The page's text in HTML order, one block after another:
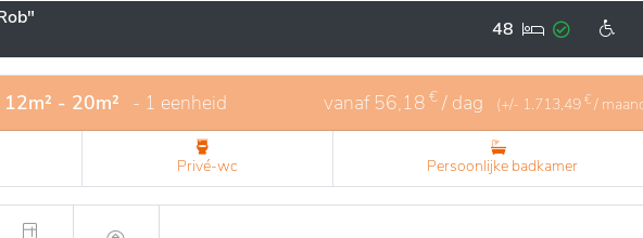
de bewoners. Er worden verschillende sociale en culturele activiteiten
te bevorderen en de interactie tussen bewoners te stimuleren.
door gekwalificeerd personeel, dat zorgt voor een persoonlijke en
48
12m² - 20m² - 1 eenheid vanaf 56,18 € / dag (+/- 1.713,49 € /
Privé-wc Persoonlijke badkamer